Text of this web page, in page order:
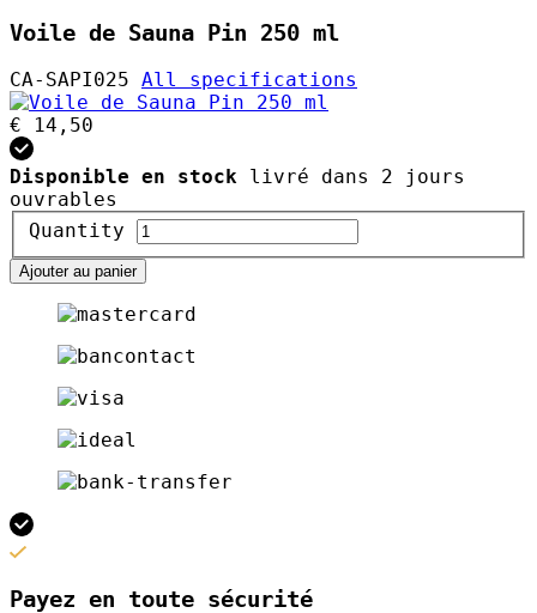
Voile de Sauna Pin 250 ml
CA-SAPI025 All specifications
€ 14,50
Disponible en stock
livré dans 2 jours
ouvrables
Quantity
Ajouter au panier
Payez en toute sécurité